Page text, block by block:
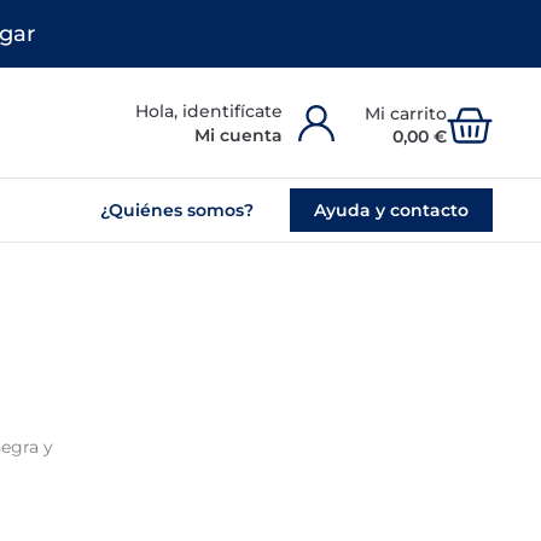
Mi cuenta 0,00 €
¿Quiénes somos? Ayuda y contacto
y